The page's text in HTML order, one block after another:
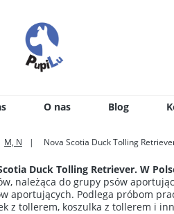
O nas Blog
M, N Nova Scotia Duck Tolling
Duck Tolling Retriever. W
należąca do grupy psów
aportujących. Podlega próbom
z tollerem, koszulka z tollerem i